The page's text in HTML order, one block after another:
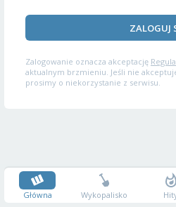
ZALOGUJ
Zalogowanie oznacza akceptację
aktualnym brzmieniu. Jeśli nie
prosimy o niekorzystanie z serwisu.
Główna Wykopalisko